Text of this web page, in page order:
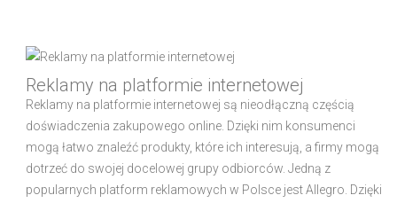
Reklamy na platformie internetowej
Reklamy na platformie internetowej są nieodłączną częścią
doświadczenia zakupowego online. Dzięki nim konsumenci
mogą łatwo znaleźć produkty, które ich interesują, a firmy mogą
dotrzeć do swojej docelowej grupy odbiorców. Jedną z
popularnych platform reklamowych w Polsce jest Allegro. Dzięki